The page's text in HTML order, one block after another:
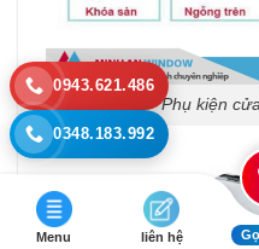
Phụ kiện
0943.621.486
0348.183.992
Menu liên hệ